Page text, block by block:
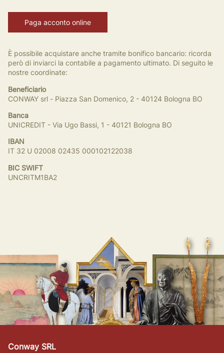
Paga acconto online
È possibile acquistare anche tramite bonifico bancario: ricorda
però di inviarci la contabile a pagamento ultimato. Di seguito le
nostre coordinate:
Beneficiario
CONWAY srl - Piazza San Domenico, 2 - 40124 Bologna BO
Banca
UNICREDIT - Via Ugo Bassi, 1 - 40121 Bologna BO
IBAN
IT 32 U 02008 02435 000102122038
BIC SWIFT
UNCRITM1BA2
Conway SRL